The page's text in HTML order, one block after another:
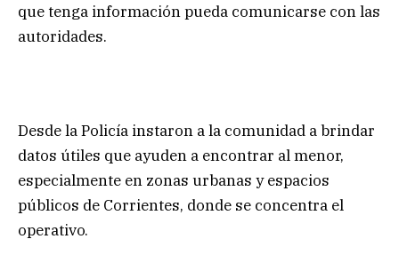
que tenga información pueda comunicarse con las
autoridades.
Desde la Policía instaron a la comunidad a brindar
datos útiles que ayuden a encontrar al menor,
especialmente en zonas urbanas y espacios
públicos de Corrientes, donde se concentra el
operativo.